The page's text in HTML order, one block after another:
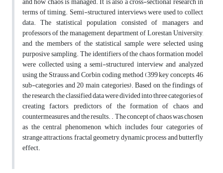
terms of timing. Semi-structured interviews were used to collect
data. The statistical population consisted of managers and
professors of the management department of Lorestan University,
and the members of the statistical sample were selected using
purposive sampling. The identifiers of the chaos formation model
were collected using a semi-structured interview and analyzed
using the Strauss and Corbin coding method (399 key concepts, 46
sub-categories and 20 main categories). Based on the findings of
the research, the classified data were divided into three categories of
creating factors, predictors of the formation of chaos and
countermeasures, and the results. . The concept of chaos was chosen
as the central phenomenon, which includes four categories of
strange attractions, fractal geometry, dynamic process and butterfly
effect.